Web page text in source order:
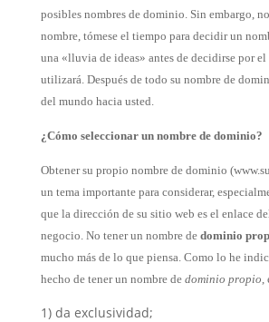
posibles nombres de dominio. Sin embargo,
nombre, tómese el tiempo para decidir un
una «lluvia de ideas» antes de decidirse por el
utilizará. Después de todo su nombre de
del mundo hacia usted.
¿Cómo seleccionar un nombre de dominio?
Obtener su propio nombre de dominio
un tema importante para considerar,
que la dirección de su sitio web es el enlace
negocio. No tener un nombre de dominio
mucho más de lo que piensa. Como lo he
hecho de tener un nombre de dominio propio
1) da exclusividad;